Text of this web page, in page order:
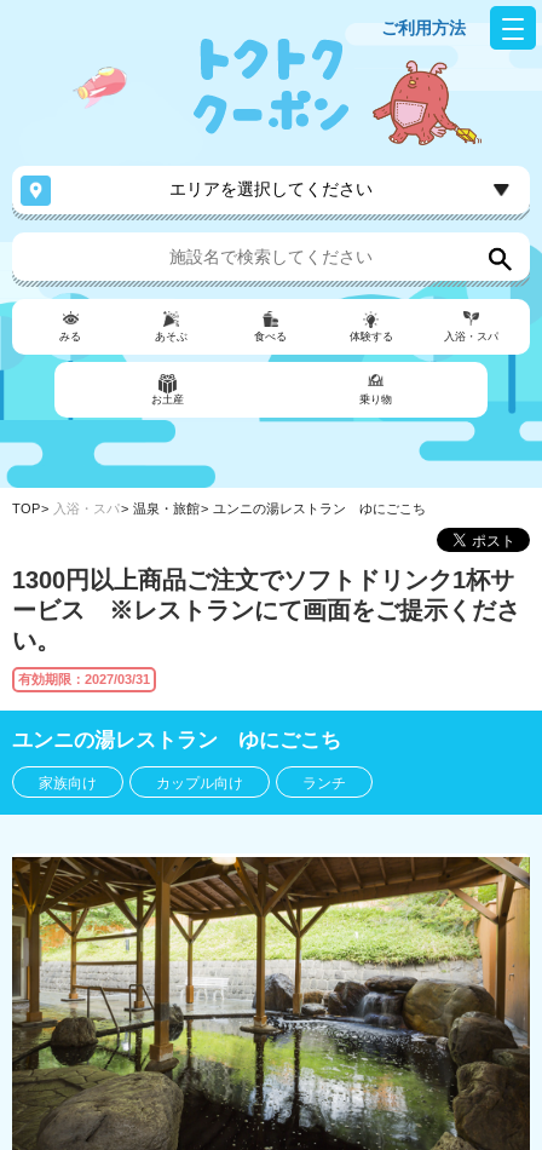
ご利用方法
エリアを選択してください
みる あそぶ 食べる 体験する 入浴・スパ
お土産 乗り物
TOP 入浴・スパ 温泉・旅館 ユンニの湯レストラン ゆにごこち
1300円以上商品ご注文でソフトドリンク1杯サ
ービス ※レストランにて画面をご提示くださ
い。
有効期限：2027/03/31
ユンニの湯レストラン ゆにごこち
家族向け カップル向け ランチ